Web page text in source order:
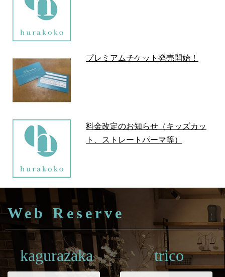
プレミアムチケット発売開始！
料金改定のお知らせ（キッズカッ
ト、ストレートパーマ等）
Web Reserve
kagurazaka trico